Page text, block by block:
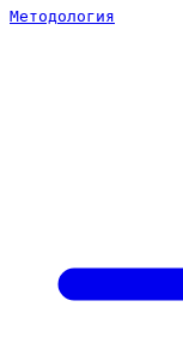
Методология